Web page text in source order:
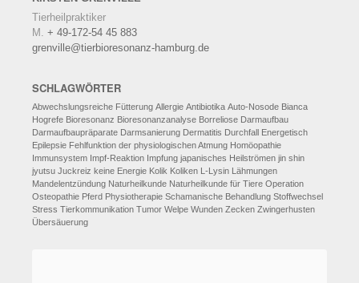
Tierheilpraktiker
M. + 49-172-54 45 883
grenville@tierbioresonanz-hamburg.de
SCHLAGWÖRTER
Abwechslungsreiche Fütterung Allergie Antibiotika Auto-Nosode Bianca
Hogrefe Bioresonanz Bioresonanzanalyse Borreliose Darmaufbau
Darmaufbaupräparate Darmsanierung Dermatitis Durchfall Energetisch
Epilepsie Fehlfunktion der physiologischen Atmung Homöopathie
Immunsystem Impf-Reaktion Impfung japanisches Heilströmen jin shin
jyutsu Juckreiz keine Energie Kolik Koliken L-Lysin Lähmungen
Mandelentzündung Naturheilkunde Naturheilkunde für Tiere Operation
Osteopathie Pferd Physiotherapie Schamanische Behandlung Stoffwechsel
Stress Tierkommunikation Tumor Welpe Wunden Zecken Zwingerhusten
Übersäuerung